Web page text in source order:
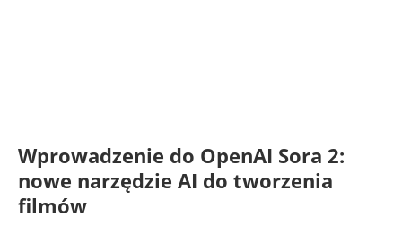
Wprowadzenie do OpenAI Sora 2:
nowe narzędzie AI do tworzenia
filmów